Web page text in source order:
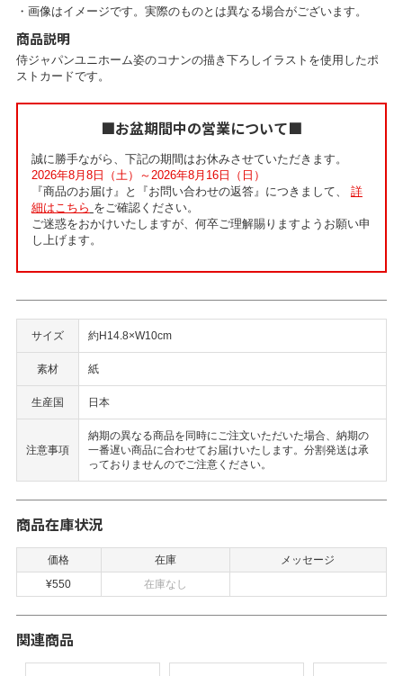
・画像はイメージです。実際のものとは異なる場合がございます。
商品説明
侍ジャパンユニホーム姿のコナンの描き下ろしイラストを使用したポ
ストカードです。
■お盆期間中の営業について■
誠に勝手ながら、下記の期間はお休みさせていただきます。
2026年8月8日（土）～2026年8月16日（日）
『商品のお届け』と『お問い合わせの返答』につきまして、 詳
細はこちら をご確認ください。
ご迷惑をおかけいたしますが、何卒ご理解賜りますようお願い申
し上げます。
サイズ 約H14.8×W10cm
素材 紙
生産国 日本
注意事項
納期の異なる商品を同時にご注文いただいた場合、納期の
一番遅い商品に合わせてお届けいたします。分割発送は承
っておりませんのでご注意ください。
商品在庫状況
価格 在庫
メッセージ
¥550
在庫なし
関連商品